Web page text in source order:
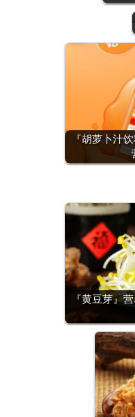
『胡萝卜汁
『黄豆芽』